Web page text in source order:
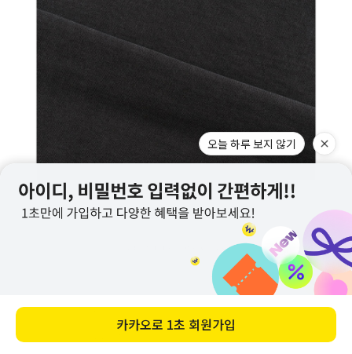
오늘 하루 보지 않기
카카오로 1초 회원가입